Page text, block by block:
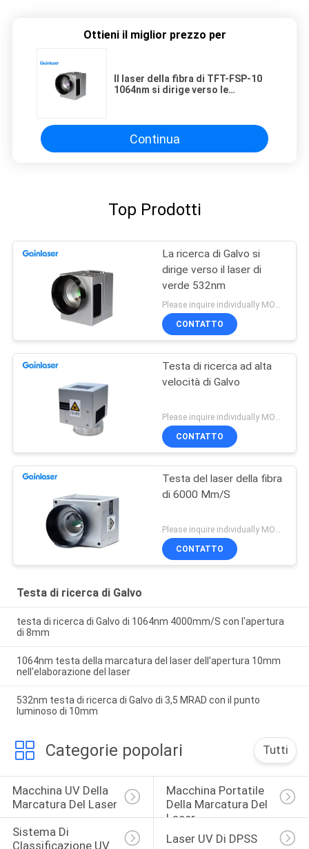
Ottieni il miglior prezzo per
Il laser della fibra di TFT-FSP-10
1064nm si dirige verso le
Continua
Top Prodotti
La ricerca di Galvo si
dirige verso il laser di
verde 532nm
Please inquire individually MOQ:1
CONTATTO
Testa di ricerca ad alta
velocità di Galvo
CONTATTO
Testa del laser della fibra
di 6000 Mm/S
CONTATTO
Testa di ricerca di Galvo
testa di ricerca di Galvo di 1064nm 4000mm/S con l'apertura
di 8mm
1064nm testa della marcatura del laser dell'apertura 10mm
nell'elaborazione del laser
532nm testa di ricerca di Galvo di 3,5 MRAD con il punto
luminoso di 10mm
Categorie popolari Tutti
Macchina UV Della
Marcatura Del Laser
Macchina Portatile
Della Marcatura Del
Laser
Sistema Di
Classificazione UV
Laser UV Di DPSS